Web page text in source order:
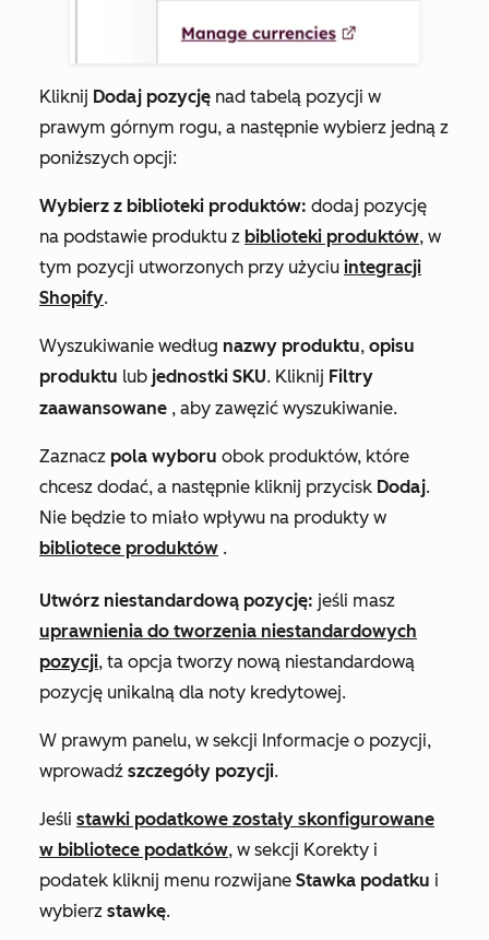
Kliknij Dodaj pozycję nad tabelą pozycji w
prawym górnym rogu, a następnie wybierz jedną z
poniższych opcji:
Wybierz z biblioteki produktów: dodaj pozycję
na podstawie produktu z biblioteki produktów, w
tym pozycji utworzonych przy użyciu integracji
Shopify.
Wyszukiwanie według nazwy produktu, opisu
produktu lub jednostki SKU. Kliknij Filtry
zaawansowane , aby zawęzić wyszukiwanie.
Zaznacz pola wyboru obok produktów, które
chcesz dodać, a następnie kliknij przycisk Dodaj.
Nie będzie to miało wpływu na produkty w
bibliotece produktów .
Utwórz niestandardową pozycję: jeśli masz
uprawnienia do tworzenia niestandardowych
pozycji, ta opcja tworzy nową niestandardową
pozycję unikalną dla noty kredytowej.
W prawym panelu, w sekcji Informacje o pozycji,
wprowadź szczegóły pozycji.
Jeśli stawki podatkowe zostały skonfigurowane
w bibliotece podatków, w sekcji Korekty i
podatek kliknij menu rozwijane Stawka podatku i
wybierz stawkę.